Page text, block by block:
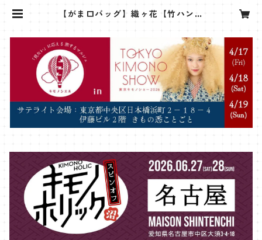
【がま口バッグ】織ヶ花【竹ハンド